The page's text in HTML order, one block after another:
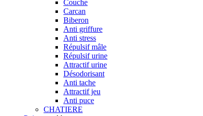
Couche
Carcan
Biberon
Anti griffure
Anti stress
Répulsif mâle
Répulsif urine
Attractif urine
Désodorisant
Anti tache
Attractif jeu
Anti puce
CHATIERE